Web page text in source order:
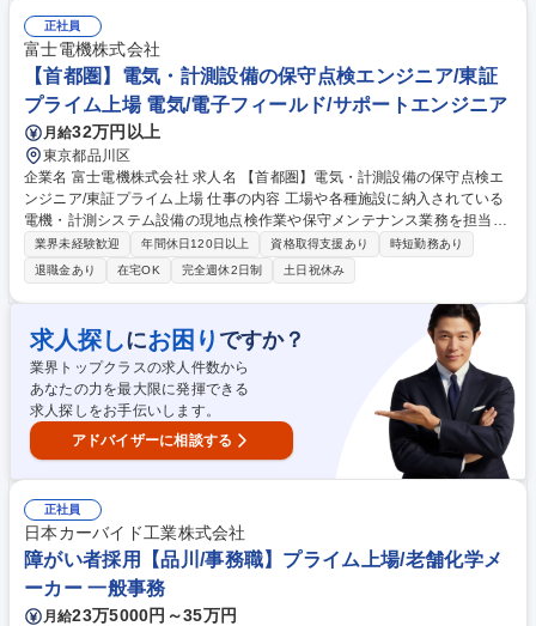
運営など多岐にわたる部門を担当。さらに大学院改革、同窓会との協力強
化、DX推進、女性向け学び直し（リカレント）の充実、新校舎建設をは
じめとするキャンパス再整備など、重点事業の実行を通じて実務課題の解
決と学習・研究環境の拡充を具現化します。 募集職種 ＜2027年4月入職
＞【事務系総合職】大学や附属校の運営業務の推進事務スタッフ
正社員
富士電機株式会社
【首都圏】電気・計測設備の保守点検エンジニア/東証
プライム上場 電気/電子フィールド/サポートエンジニア
月給32万円以上
東京都品川区
企業名 富士電機株式会社 求人名 【首都圏】電気・計測設備の保守点検エ
ンジニア/東証プライム上場 仕事の内容 工場や各種施設に納入されている
電機・計測システム設備の現地点検作業や保守メンテナンス業務を担当し
ます。定期点検やトラブル対応を通じて、顧客設備の安全稼働を支える重
要な役割です。 東日本エリアの顧客現場（工場・プラント・ビル等）に
て、自社製品を中心とした電機・計測システム設備の保守点検作業をお任
せします。 (1)現場での設備・機器の定期点検および動作確認 (2)予防保全
計画に基づくメンテナンス作業の実施 (3)不具合発生時の一次対応・原因
調査 ※お住まいは希望によって勤務地を考慮いたします。 募集職種 【首
都圏】電気・計測設備の保守点検エンジニア/東証プライム上場
業界未経験歓迎 年間休日120日以上 資格取得支援あり
時短勤務あり
退職金あり
在宅OK 完全週休2日制 土日祝休み
求人探しにお困り ですか？
業界トップクラスの求人件数から
あなたの力を最大限に発揮できる
求人探しをお手伝いします。
アドバイザーに相談する
正社員
日本カーバイド工業株式会社
障がい者採用【品川/事務職】プライム上場/老舗化学メ
ーカー 一般事務
月給23万5000円～35万円